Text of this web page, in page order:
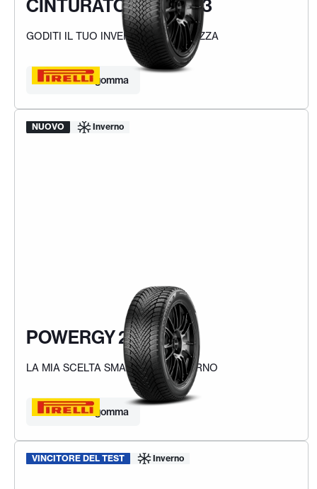
CINTURATO WINTER 3
GODITI IL TUO INVERNO IN SICUREZZA
Trova la tua gomma
NUOVO Inverno
POWERGY 2 WINTER
LA MIA SCELTA SMART PER L'INVERNO
Trova la tua gomma
VINCITORE DEL TEST Inverno